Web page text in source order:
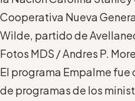
Cooperativa Nueva
Wilde, partido de
Fotos MDS / Andres P.
El programa Empalme
de programas de los